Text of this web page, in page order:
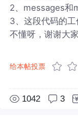
2、messages和
3、这段代码的
不懂呀，谢谢大家
给本帖投票
1042 3